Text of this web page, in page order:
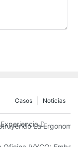
Noticias
Casos
De
La